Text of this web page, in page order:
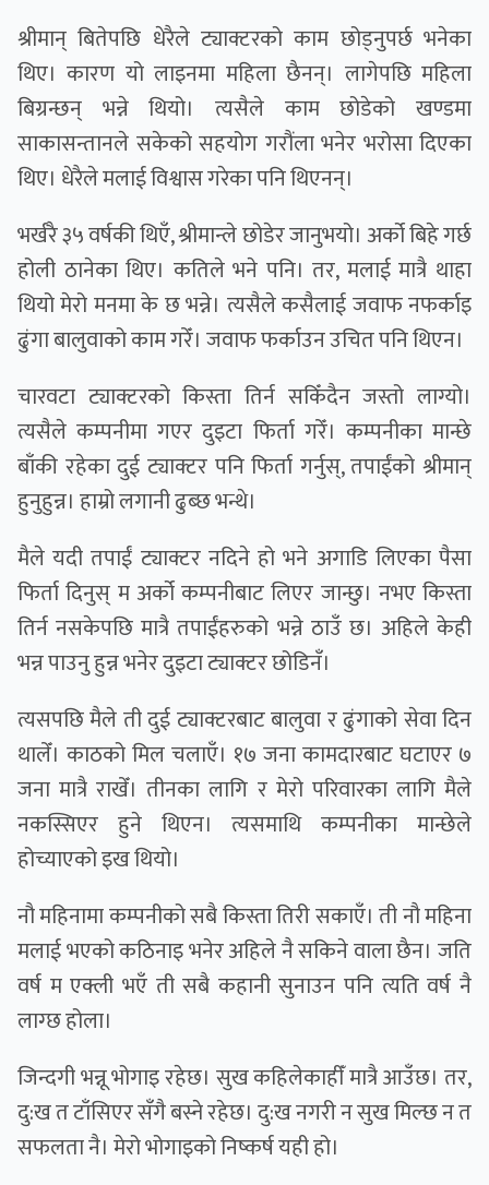
श्रीमान् बितेपछि धेरैले ट्याक्टरको काम छोड्नुपर्छ भनेका
थिए। कारण यो लाइनमा महिला छैनन्। लागेपछि महिला
बिग्रन्छन् भन्ने थियो। त्यसैले काम छोडेको खण्डमा
साकासन्तानले सकेको सहयोग गरौंला भनेर भरोसा दिएका
थिए। धेरैले मलाई विश्वास गरेका पनि थिएनन्।
भर्खरै ३५ वर्षकी थिएँ, श्रीमान्ले छोडेर जानुभयो। अर्को बिहे गर्छ
होली ठानेका थिए। कतिले भने पनि। तर, मलाई मात्रै थाहा
थियो मेरो मनमा के छ भन्ने। त्यसैले कसैलाई जवाफ नफर्काइ
ढुंगा बालुवाको काम गरेँ। जवाफ फर्काउन उचित पनि थिएन।
चारवटा ट्याक्टरको किस्ता तिर्न सकिँदैन जस्तो लाग्यो।
त्यसैले कम्पनीमा गएर दुइटा फिर्ता गरेँ। कम्पनीका मान्छे
बाँकी रहेका दुई ट्याक्टर पनि फिर्ता गर्नुस्, तपाईंको श्रीमान्
हुनुहुन्न। हाम्रो लगानी ढुब्छ भन्थे।
मैले यदी तपाईं ट्याक्टर नदिने हो भने अगाडि लिएका पैसा
फिर्ता दिनुस् म अर्को कम्पनीबाट लिएर जान्छु। नभए किस्ता
तिर्न नसकेपछि मात्रै तपाईंहरुको भन्ने ठाउँ छ। अहिले केही
भन्न पाउनु हुन्न भनेर दुइटा ट्याक्टर छोडिनँ।
त्यसपछि मैले ती दुई ट्याक्टरबाट बालुवा र ढुंगाको सेवा दिन
थालेँ। काठको मिल चलाएँ। १७ जना कामदारबाट घटाएर ७
जना मात्रै राखेँ। तीनका लागि र मेरो परिवारका लागि मैले
नकस्सिएर हुने थिएन। त्यसमाथि कम्पनीका मान्छेले
होच्याएको इख थियो।
नौ महिनामा कम्पनीको सबै किस्ता तिरी सकाएँ। ती नौ महिना
मलाई भएको कठिनाइ भनेर अहिले नै सकिने वाला छैन। जति
वर्ष म एक्ली भएँ ती सबै कहानी सुनाउन पनि त्यति वर्ष नै
लाग्छ होला।
जिन्दगी भन्नू भोगाइ रहेछ। सुख कहिलेकाहीँ मात्रै आउँछ। तर,
दु:ख त टाँसिएर सँगै बस्ने रहेछ। दु:ख नगरी न सुख मिल्छ न त
सफलता नै। मेरो भोगाइको निष्कर्ष यही हो।